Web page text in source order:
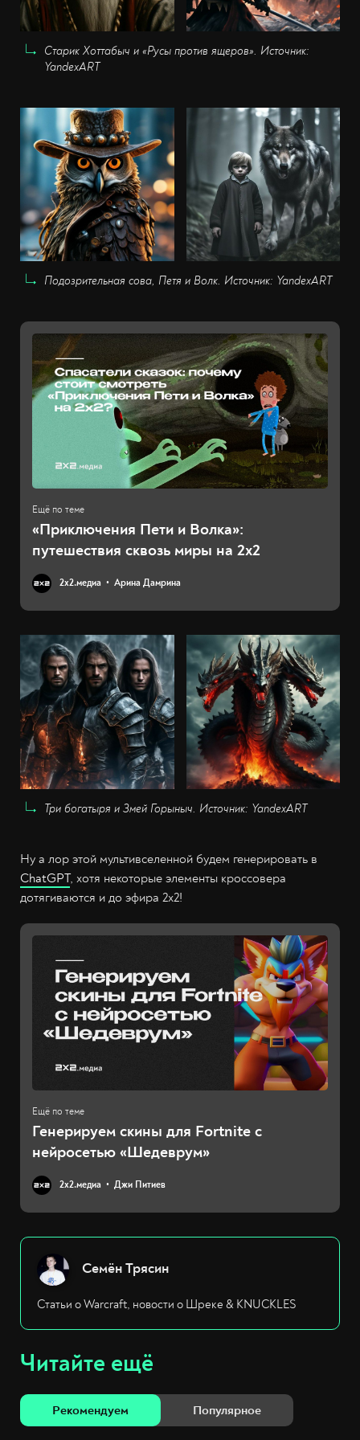
Старик Хоттабыч и «Русы против ящеров». Источник:
YandexART
Подозрительная сова, Петя и Волк. Источник: YandexART
«Приключения Пети и Волка»:
путешествия сквозь миры на 2х2
2х2.медиа Арина Дамрина
Три богатыря и Змей Горыныч. Источник: YandexART
Ну а лор этой мультивселенной будем генерировать в
ChatGPT, хотя некоторые элементы кроссовера
дотягиваются и до эфира 2x2!
Генерируем скины для Fortnite с
нейросетью «Шедеврум»
2х2.медиа Джи Питиев
Семён Трясин
Статьи о Warcraft, новости о Шреке & KNUCKLES
Читайте ещё
Рекомендуем Популярное